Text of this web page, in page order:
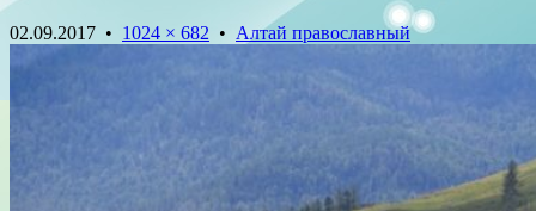
02.09.2017 • 1024 × 682 • Алтай православный